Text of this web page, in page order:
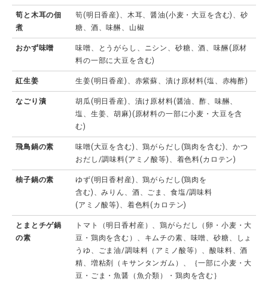
筍と木耳の佃
煮
筍(明日香産)、木耳、醤油(小麦・大豆を含む)、砂
糖、酒、味醂、山椒
おかず味噌
味噌、とうがらし、ニシン、砂糖、酒、味醂(原材
料の一部に大豆を含む)
紅生姜 生姜(明日香産)、赤紫蘇、漬け原材料(塩、赤梅酢)
なごり漬
胡瓜(明日香産)、漬け原材料(醤油、酢、味醂、
塩、生姜、胡麻)(原材料の一部に小麦・大豆を含
む)
飛鳥鍋の素
味噌(大豆を含む)、鶏がらだし(鶏肉を含む)、かつ
おだし/調味料(アミノ酸等)、着色料(カロテン)
柚子鍋の素
ゆず(明日香村産)、鶏がらだし(鶏肉を
含む)、みりん、酒、ごま、食塩/調味料
(アミノ酸等)、着色料(カロテン)
とまとチゲ鍋
の素
トマト（明日香村産）、鶏がらだし（卵・小麦・大
豆・鶏肉を含む）、キムチの素、味噌、砂糖、しょ
うゆ、ごま油/調味料（アミノ酸等）、酸味料、酒
精、増粘剤（キサンタンガム）、｛一部に小麦・大
豆・ごま・魚醤（魚介類）・鶏肉を含む｝